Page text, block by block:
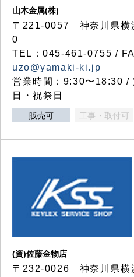
山木金属(株)
〒221-0057 神奈川県横
0
TEL：045-461-0755 /
uzo@yamaki-ki.jp
営業時間：9:30〜18:30 /
日・祝祭日
販売可 工事・取付可
(資)佐藤金物店
〒232-0026 神奈川県横